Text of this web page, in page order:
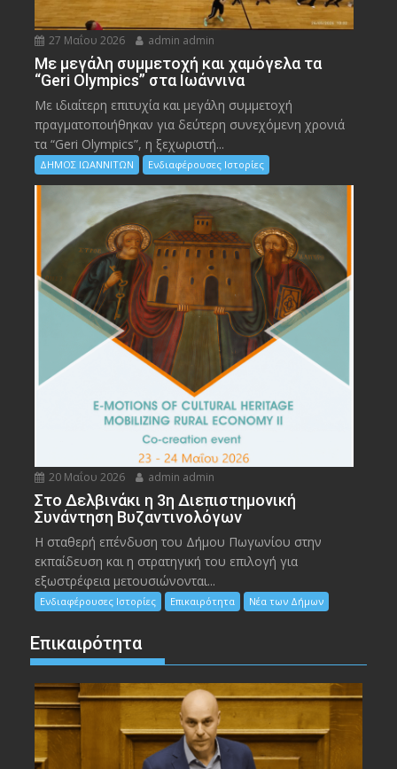
27 Μαΐου 2026 admin admin
Με μεγάλη συμμετοχή και χαμόγελα τα
“Geri Olympics” στα Ιωάννινα
Με ιδιαίτερη επιτυχία και μεγάλη συμμετοχή
πραγματοποιήθηκαν για δεύτερη συνεχόμενη χρονιά
τα “Geri Olympics”, η ξεχωριστή...
ΔΗΜΟΣ ΙΩΑΝΝΙΤΩΝ Ενδιαφέρουσες Ιστορίες
20 Μαΐου 2026 admin admin
Στο Δελβινάκι η 3η Διεπιστημονική
Συνάντηση Βυζαντινολόγων
Η σταθερή επένδυση του Δήμου Πωγωνίου στην
εκπαίδευση και η στρατηγική του επιλογή για
εξωστρέφεια μετουσιώνονται...
Ενδιαφέρουσες Ιστορίες Επικαιρότητα Νέα των Δήμων
Επικαιρότητα